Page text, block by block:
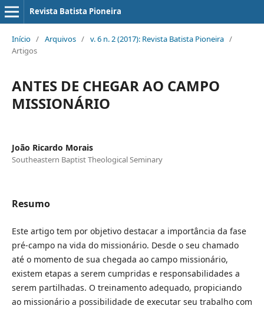
Revista Batista Pioneira
Início / Arquivos / v. 6 n. 2 (2017): Revista Batista Pioneira /
Artigos
ANTES DE CHEGAR AO CAMPO
MISSIONÁRIO
João Ricardo Morais
Southeastern Baptist Theological Seminary
Resumo
Este artigo tem por objetivo destacar a importância da fase
pré-campo na vida do missionário. Desde o seu chamado
até o momento de sua chegada ao campo missionário,
existem etapas a serem cumpridas e responsabilidades a
serem partilhadas. O treinamento adequado, propiciando
ao missionário a possibilidade de executar seu trabalho com